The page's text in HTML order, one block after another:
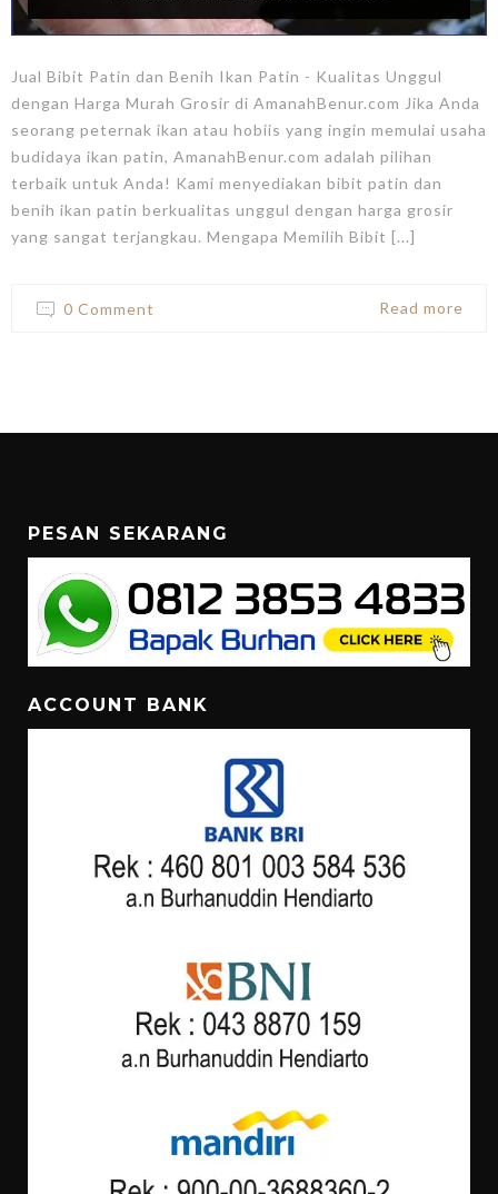
Jual Bibit Patin dan Benih Ikan Patin - Kualitas Unggul
dengan Harga Murah Grosir di AmanahBenur.com Jika Anda
seorang peternak ikan atau hobiis yang ingin memulai usaha
budidaya ikan patin, AmanahBenur.com adalah pilihan
terbaik untuk Anda! Kami menyediakan bibit patin dan
benih ikan patin berkualitas unggul dengan harga grosir
yang sangat terjangkau. Mengapa Memilih Bibit [...]
0 Comment Read more
PESAN SEKARANG
ACCOUNT BANK